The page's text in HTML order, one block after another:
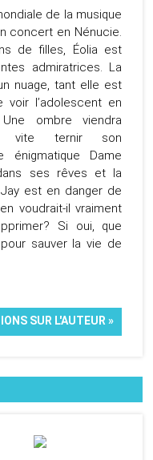
de la musique
concert en Nénucie.
de filles, Éolia est
admiratrices. La
nuage, tant elle est
voir l’adolescent en
ombre viendra
vite ternir son
énigmatique Dame
ses rêves et la
est en danger de
voudrait-il vraiment
Si oui, que
sauver la vie de
SUR L'AUTEUR »